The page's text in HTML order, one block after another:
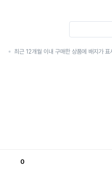
최근 12개월 이내 구매한 상품에 배지가 표
0